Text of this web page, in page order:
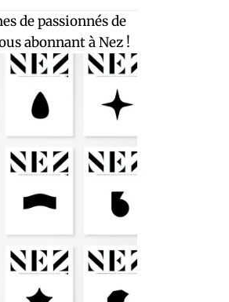
de passionnés de
abonnant à Nez !